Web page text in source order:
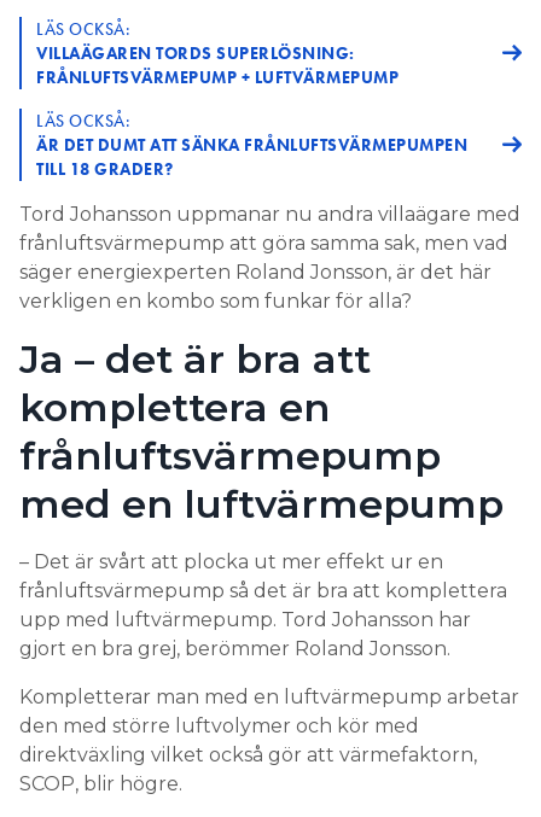
LÄS OCKSÅ:
VILLAÄGAREN TORDS SUPERLÖSNING:
FRÅNLUFTSVÄRMEPUMP + LUFTVÄRMEPUMP
LÄS OCKSÅ:
ÄR DET DUMT ATT SÄNKA FRÅNLUFTSVÄRMEPUMPEN
TILL 18 GRADER?
Tord Johansson uppmanar nu andra villaägare med
frånluftsvärmepump att göra samma sak, men vad
säger energiexperten Roland Jonsson, är det här
verkligen en kombo som funkar för alla?
Ja – det är bra att
komplettera en
frånluftsvärmepump
med en luftvärmepump
– Det är svårt att plocka ut mer effekt ur en
frånluftsvärmepump så det är bra att komplettera
upp med luftvärmepump. Tord Johansson har
gjort en bra grej, berömmer Roland Jonsson.
Kompletterar man med en luftvärmepump arbetar
den med större luftvolymer och kör med
direktväxling vilket också gör att värmefaktorn,
SCOP, blir högre.